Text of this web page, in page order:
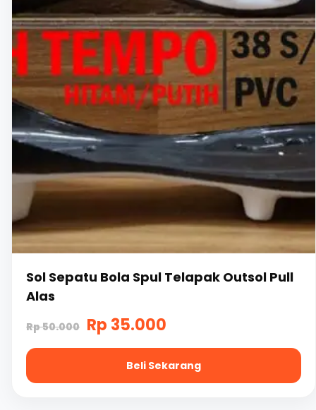
Sol Sepatu Bola Spul Telapak Outsol Pull
Alas
Rp50.000 Harga
aslinya
adalah:
Rp 35.000
saat
ini
Beli Sekarang